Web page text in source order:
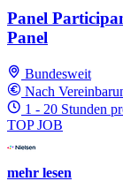
Panel
Panel
Bundesweit
Nach
1 - 20 Stunden
TOP JOB
mehr lesen